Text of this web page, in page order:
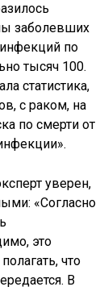
заболевших
по
тысяч 100.
статистика,
с раком, на
по смерти от
уверен,
«Согласно
это
что
В